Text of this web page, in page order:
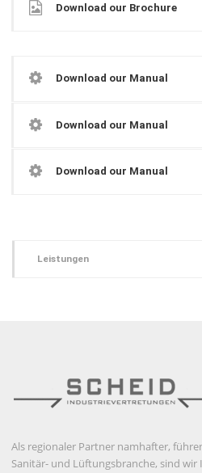
Download our Brochure
Download our Manual
Download our Manual
Download our Manual
Leistungen
Als regionaler Partner namhafter,
Sanitär- und Lüftungsbranche, sind